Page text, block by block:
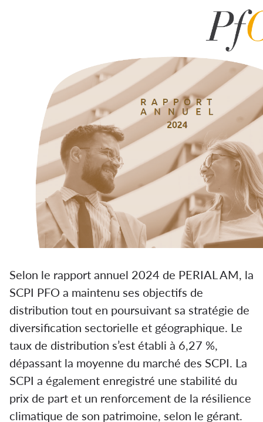
Selon le rapport annuel 2024 de PERIAL AM, la
SCPI PFO a maintenu ses objectifs de
distribution tout en poursuivant sa stratégie de
diversification sectorielle et géographique. Le
taux de distribution s’est établi à 6,27 %,
dépassant la moyenne du marché des SCPI. La
SCPI a également enregistré une stabilité du
prix de part et un renforcement de la résilience
climatique de son patrimoine, selon le gérant.